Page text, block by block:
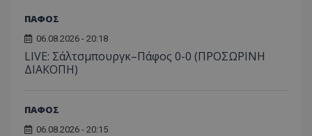
ΠΑΦΟΣ
06.08.2026 - 20:18
LIVE: Σάλτσμπουργκ–Πάφος 0-0 (ΠΡΟΣΩΡΙΝΗ
ΔΙΑΚΟΠΗ)
ΠΑΦΟΣ
06.08.2026 - 20:15